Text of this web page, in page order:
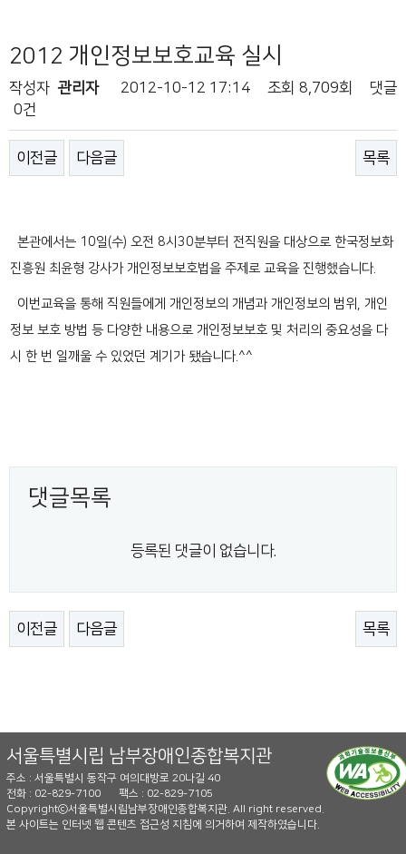
2012 개인정보보호교육 실시
작성자 관리자 2012-10-12 17:14 조회 8,709회
댓글
0건
이전글 다음글 목록
본관에서는 10일(수) 오전 8시30분부터 전직원을 대상으로 한국정보화
진흥원 최윤형 강사가 개인정보보호법을 주제로 교육을 진행했습니다.
이번교육을 통해 직원들에게 개인정보의 개념과 개인정보의 범위, 개인
정보 보호 방법 등 다양한 내용으로 개인정보보호 및 처리의 중요성을 다
시 한 번 일깨울 수 있었던 계기가 됐습니다.^^
댓글목록
등록된 댓글이 없습니다.
이전글 다음글 목록
서울특별시립 남부장애인종합복지관
주소 : 서울특별시 동작구 여의대방로 20나길 40
전화 : 02-829-7100
팩스 : 02-829-7105
Copyrightⓒ서울특별시립남부장애인종합복지관. All right reserved.
본 사이트는 인터넷 웹 콘텐츠 접근성 지침에 의거하여 제작하였습니다.